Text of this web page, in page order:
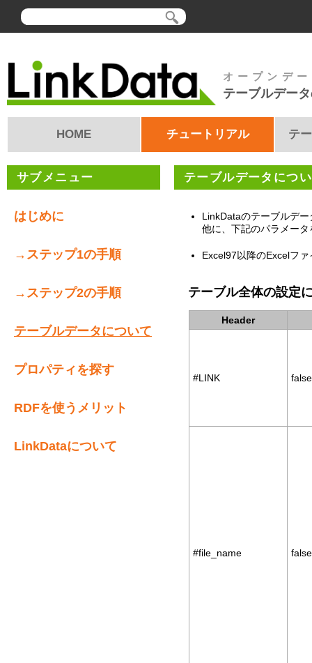
オープンデ
テーブルデー
HOME チュートリアル テ
サブメニュー
はじめに
→ステップ1の手順
→ステップ2の手順
テーブルデータについて
プロパティを探す
RDFを使うメリット
LinkDataについて
テーブルデータにつ
LinkDataのテーブルデ
他に、下記のパラメー
Excel97以降のExcelフ
テーブル全体の設定
Header
#LINK false
#file_name false